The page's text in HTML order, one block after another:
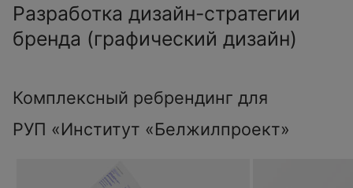
Разработка дизайн-стратегии
бренда (графический дизайн)
Комплексный ребрендинг для
РУП «Институт «Белжилпроект»